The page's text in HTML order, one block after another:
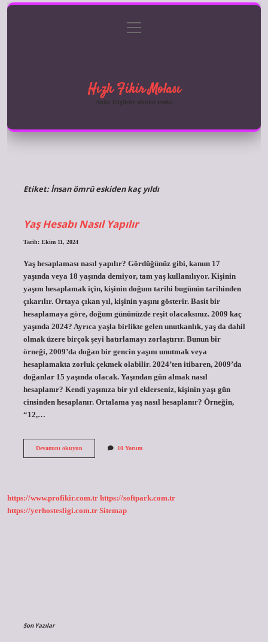
Gizlilik Politikası
menüyü
aç
Hızlı Fikir Molası
Anlık bilgilerle zihnini tazele!
Etiket:İnsan ömrü eskiden kaç yıldı
Yaş Hesabı Nasıl Yapılır
Tarih: Ekim 11, 2024
Yaş hesaplaması nasıl yapılır? Gördüğünüz gibi, kanun 17
yaşında veya 18 yaşında demiyor, tam yaş kullanılıyor. Kişinin
yaşını hesaplamak için, kişinin doğum tarihi bugünün tarihinden
çıkarılır. Ortaya çıkan yıl, kişinin yaşını gösterir. Basit bir
hesaplamaya göre, doğum gününüzde reşit olacaksınız. 2009 kaç
yaşında 2024? Ayrıca yaşla birlikte gelen unutkanlık, yaş da dahil
olmak üzere birçok şeyi hatırlamayı zorlaştırır. Bunun bir
örneği, 2009’da doğan bir gencin yaşını unutmak veya
hesaplamakta zorluk çekmek olabilir. 2024’ten itibaren, 2009’da
doğanlar 15 yaşında olacak. Yaşından gün almak nasıl
hesaplanır? Kendi yaşınıza bir yıl eklerseniz, kişinin yaşı gün
cinsinden hesaplanır. Ortalama yaş nasıl hesaplanır? Örneğin,
“12,…
Devamını okuyunYaş
10 Yorum
https://www.profikir.com.tr https://softpark.com.tr
https://yerhostesligi.com.tr Sitemap
Son Yazılar